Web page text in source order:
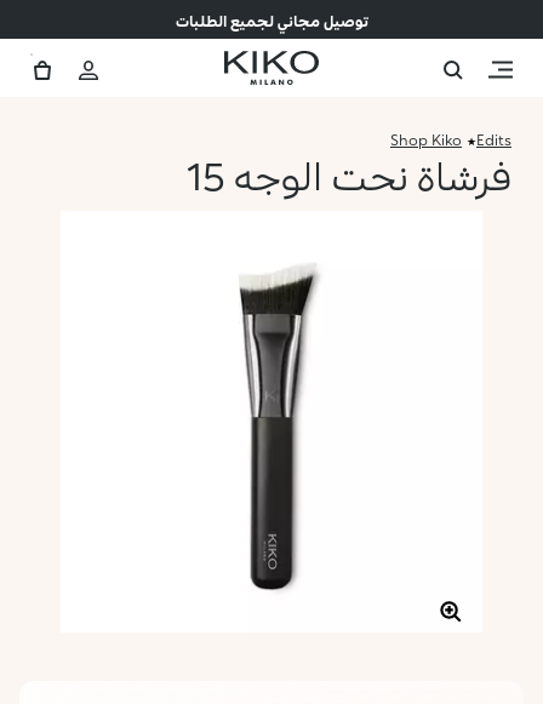
توصيل مجاني لجميع الطلبات
Edits
Shop Kiko
فرشاة نحت الوجه 15